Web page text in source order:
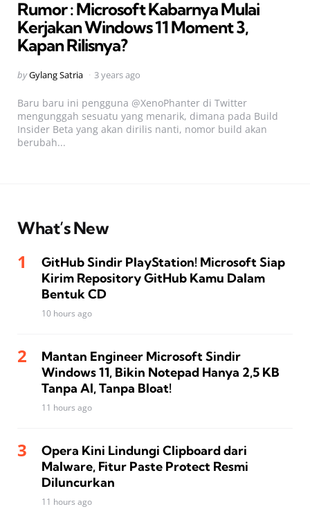
Rumor : Microsoft Kabarnya Mulai
Kerjakan Windows 11 Moment 3,
Kapan Rilisnya?
Posted
byGylang Satria 3 years ago
Baru baru ini pengguna @XenoPhanter di Twitter
mengunggah sesuatu yang menarik, dimana pada Build
Insider Beta yang akan dirilis nanti, nomor build akan
berubah...
What’s New
GitHub Sindir PlayStation! Microsoft Siap
Kirim Repository GitHub Kamu Dalam
Bentuk CD
10 hours ago
Mantan Engineer Microsoft Sindir
Windows 11, Bikin Notepad Hanya 2,5 KB
Tanpa AI, Tanpa Bloat!
11 hours ago
Opera Kini Lindungi Clipboard dari
Malware, Fitur Paste Protect Resmi
Diluncurkan
11 hours ago